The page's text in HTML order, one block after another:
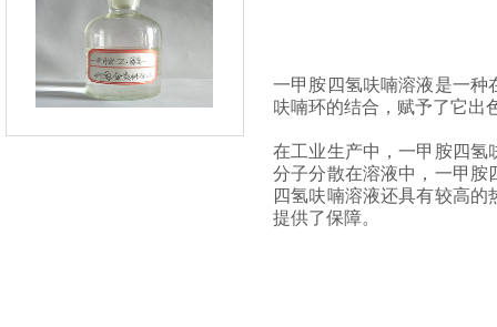
一甲胺四氢呋喃溶液是一种
呋喃环的结合，赋予了它出
在工业生产中，一甲胺四氢
分子分散在溶液中，一甲胺
四氢呋喃溶液还具有较高
提供了保障。
甲胺乙醇溶液